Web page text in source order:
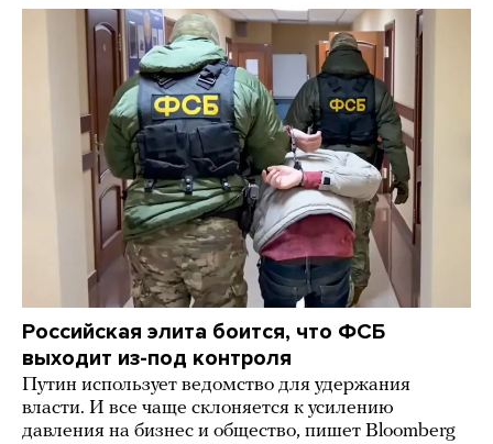
Российская элита боится, что ФСБ
выходит из-под контроля
Путин использует ведомство для удержания
власти. И все чаще склоняется к усилению
давления на бизнес и общество, пишет Bloomberg